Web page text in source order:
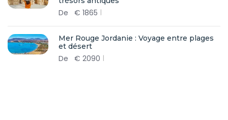
De € 1865
Mer Rouge Jordanie : Voyage entre plages
et désert
De € 2090